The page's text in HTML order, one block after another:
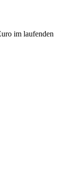
im laufenden